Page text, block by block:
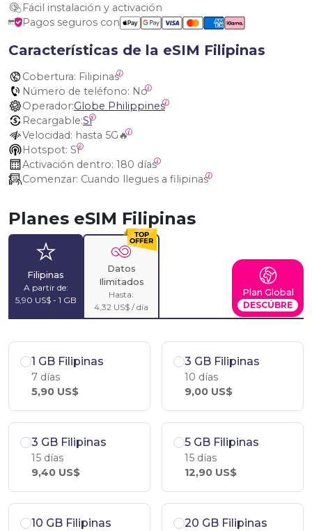
Fácil instalación y activación
Pagos seguros con
Características de la eSIM Filipinas
Cobertura: Filipinas
Número de teléfono: No
Operador:Globe Philippines
Recargable:Sí
Velocidad: hasta 5G🔥
Hotspot: Sí
Activación dentro: 180 días
Comenzar: Cuando llegues a filipinas
Planes eSIM Filipinas
Filipinas
A partir de:
5,90 US$ - 1 GB
Datos
Ilimitados
Hasta:
4,32 US$ / día
Plan Global
DESCÚBRE
1 GB Filipinas
7 días
5,90 US$
3 GB Filipinas
10 días
9,00 US$
3 GB Filipinas
15 días
9,40 US$
5 GB Filipinas
15 días
12,90 US$
10 GB Filipinas 20 GB Filipinas